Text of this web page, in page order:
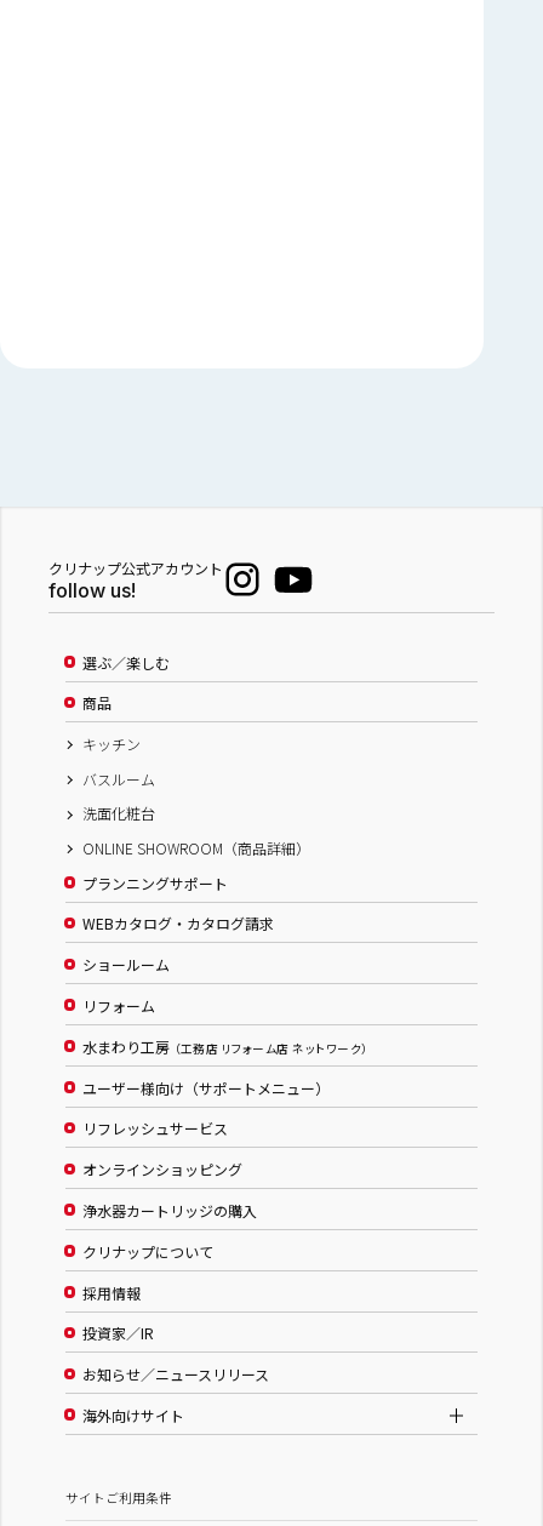
クリナップ公式アカウント
follow us!
選ぶ／楽しむ
商品
キッチン
バスルーム
洗面化粧台
ONLINE SHOWROOM（商品詳細）
プランニングサポート
WEBカタログ・カタログ請求
ショールーム
リフォーム
水まわり工房 （工務店 リフォーム店 ネットワーク）
ユーザー様向け（サポートメニュー）
リフレッシュサービス
オンラインショッピング
浄水器カートリッジの購入
クリナップについて
採用情報
投資家／IR
お知らせ／ニュースリリース
海外向けサイト
サイトご利用条件